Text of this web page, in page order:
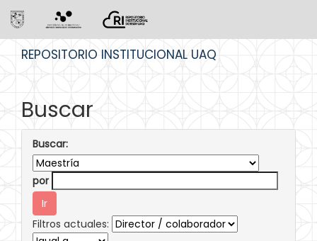
REPOSITORIO INSTITUCIONAL UAQ
Buscar
Buscar:
por
Filtros actuales: